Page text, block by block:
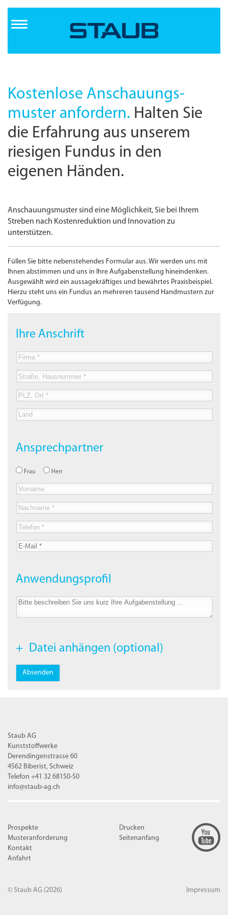
Inhalt
Kostenlose Anschauungs­
muster anfordern. Halten Sie
die Erfahrung aus unserem
riesigen Fundus in den
eigenen Händen.
Anschauungs­muster sind eine Möglichkeit, Sie bei Ihrem
Streben nach Kostenreduktion und Innovation zu
unterstützen.
Füllen Sie bitte nebenstehendes Formular aus. Wir werden uns mit
Ihnen abstimmen und uns in Ihre Aufgabenstellung hineindenken.
Ausgewählt wird ein aussagekräftiges und bewährtes Praxisbeispiel.
Hierzu steht uns ein Fundus an mehreren tausend Handmustern zur
Verfügung.
Ihre Anschrift
Ansprechpartner
Frau Herr
Anwendungsprofil
Datei anhängen (optional)
Staub AG
Kunststoffwerke
Derendingenstrasse 60
4562 Biberist, Schweiz
Telefon +41 32 68150-50
info@staub-ag.ch
Prospekte
Musteranforderung
Kontakt
Anfahrt
Drucken
Seitenanfang
© Staub AG (2026) Impressum